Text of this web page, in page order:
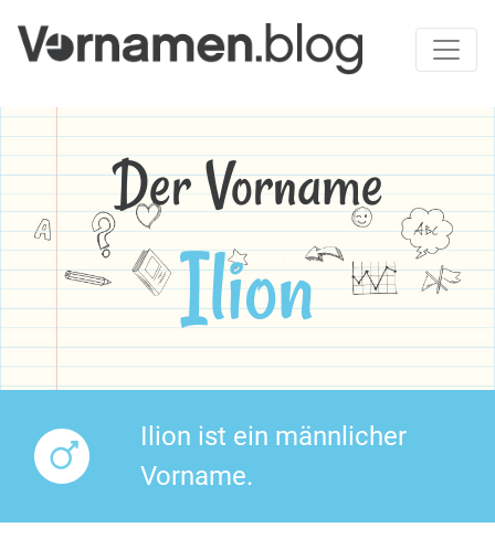
Der Vorname
Ilion
Ilion ist ein männlicher
Vorname.